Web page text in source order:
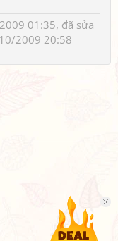
01:35, đã sửa
2009 20:58